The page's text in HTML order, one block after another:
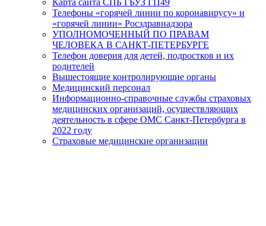
Телефоны «горячей линии по коронавирусу» и
«горячей линии» Росздравнадзора
УПОЛНОМОЧЕННЫЙ ПО ПРАВАМ
ЧЕЛОВЕКА В САНКТ-ПЕТЕРБУРГЕ
Телефон доверия для детей, подростков и их
родителей
Вышестоящие контролирующие органы
Медицинский персонал
Информационно-справочные службы страховых
медицинских организаций, осуществляющих
деятельность в сфере ОМС Санкт-Петербурга в
2022 году
Страховые медицинские организации